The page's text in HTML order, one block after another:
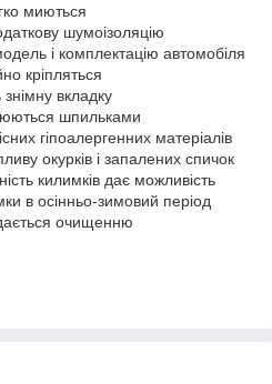
миються
шумоізоляцію
і комплектацію автомобіля
кріпляться
вкладку
шпильками
гіпоалергенних матеріалів
окурків і запалених спичок
килимків дає можливість
в осінньо-зимовий період
очищенню